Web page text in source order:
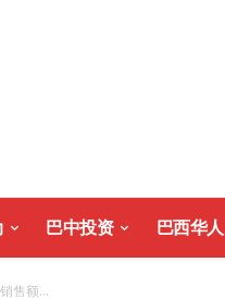
巴中投资 巴西华人
售额...